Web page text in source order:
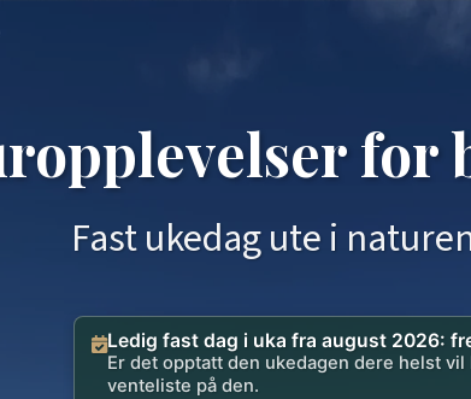
for
Fast ukedag ute i
Ledig fast dag i uka fra august 2026:
Er det opptatt den ukedagen dere helst
venteliste på den.